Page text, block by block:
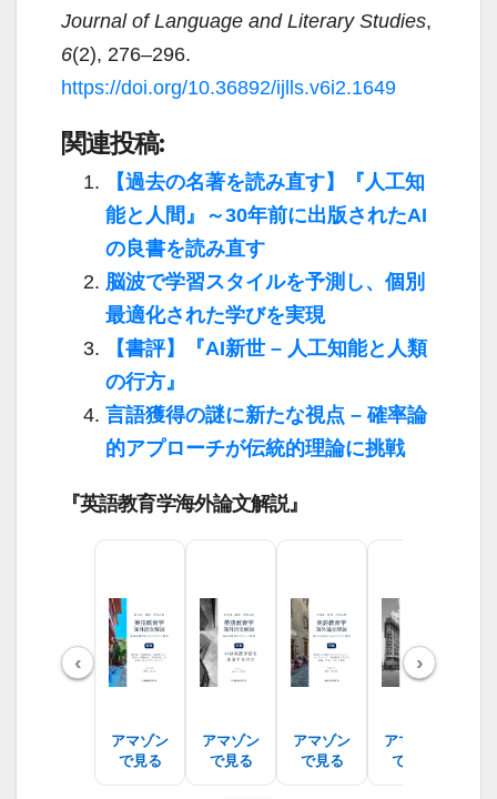
Journal of Language and Literary Studies,
6(2), 276–296.
https://doi.org/10.36892/ijlls.v6i2.1649
関連投稿:
【過去の名著を読み直す】『人工知
能と人間』～30年前に出版されたAI
の良書を読み直す
脳波で学習スタイルを予測し、個別
最適化された学びを実現
【書評】『AI新世 – 人工知能と人類
の行方』
言語獲得の謎に新たな視点 – 確率論
的アプローチが伝統的理論に挑戦
『英語教育学海外論文解説』
‹
アマゾン
で見る
アマゾン
で見る
アマゾン
で見る
アマゾン
で見る
›